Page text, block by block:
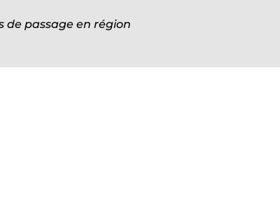
de passage en région